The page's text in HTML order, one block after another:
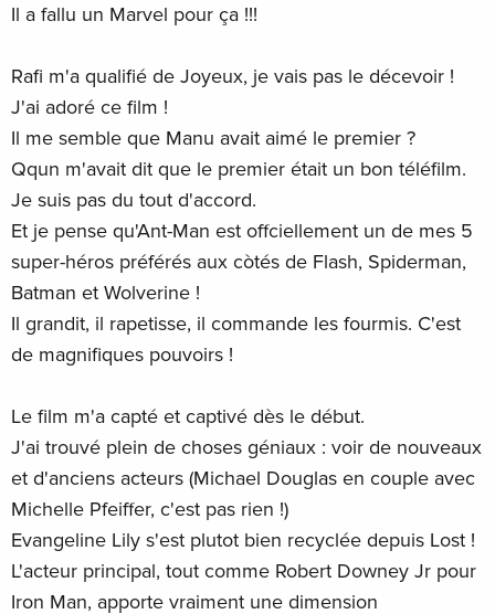
Il a fallu un Marvel pour ça !!!
Rafi m'a qualifié de Joyeux, je vais pas le décevoir !
J'ai adoré ce film !
Il me semble que Manu avait aimé le premier ?
Qqun m'avait dit que le premier était un bon téléfilm.
Je suis pas du tout d'accord.
Et je pense qu'Ant-Man est offciellement un de mes 5
super-héros préférés aux còtés de Flash, Spiderman,
Batman et Wolverine !
Il grandit, il rapetisse, il commande les fourmis. C'est
de magnifiques pouvoirs !
Le film m'a capté et captivé dès le début.
J'ai trouvé plein de choses géniaux : voir de nouveaux
et d'anciens acteurs (Michael Douglas en couple avec
Michelle Pfeiffer, c'est pas rien !)
Evangeline Lily s'est plutot bien recyclée depuis Lost !
L'acteur principal, tout comme Robert Downey Jr pour
Iron Man, apporte vraiment une dimension